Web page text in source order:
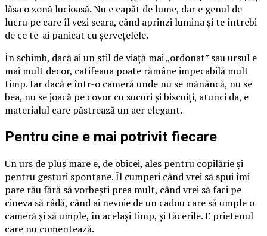
lăsa o zonă lucioasă. Nu e capăt de lume, dar e genul de
lucru pe care îl vezi seara, când aprinzi lumina și te întrebi
de ce te-ai panicat cu șervețelele.
În schimb, dacă ai un stil de viață mai „ordonat” sau ursul e
mai mult decor, catifeaua poate rămâne impecabilă mult
timp. Iar dacă e într-o cameră unde nu se mănâncă, nu se
bea, nu se joacă pe covor cu sucuri și biscuiți, atunci da, e
materialul care păstrează un aer elegant.
Pentru cine e mai potrivit fiecare
Un urs de pluș mare e, de obicei, ales pentru copilărie și
pentru gesturi spontane. Îl cumperi când vrei să spui îmi
pare rău fără să vorbești prea mult, când vrei să faci pe
cineva să râdă, când ai nevoie de un cadou care să umple o
cameră și să umple, în același timp, și tăcerile. E prietenul
care nu comentează.